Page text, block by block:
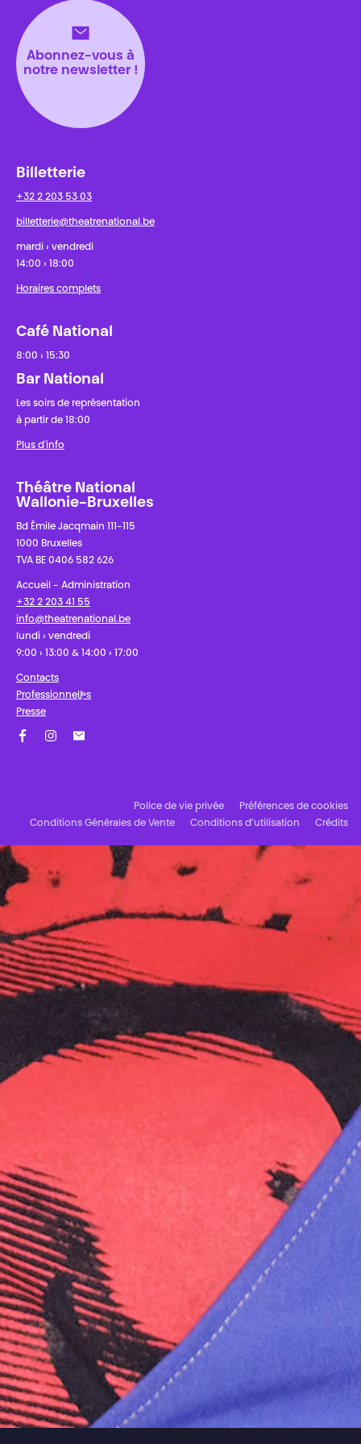
Abonnez-vous à
notre newsletter !
Billetterie
+32 2 203 53 03
billetterie@theatrenational.be
mardi › vendredi
14:00 › 18:00
Horaires complets
Café National
8:00 › 15:30
Bar National
Les soirs de représentation
à partir de 18:00
Plus d'info
Théâtre National
Wallonie-Bruxelles
Bd Émile Jacqmain 111-115
1000 Bruxelles
TVA BE 0406 582 626
Accueil - Administration
+32 2 203 41 55
info@theatrenational.be
lundi › vendredi
9:00 › 13:00 & 14:00 › 17:00
Contacts
Professionnel·les
Presse
Police de vie privée
Préférences de cookies
Conditions Générales de Vente
Conditions d’utilisation Crédits